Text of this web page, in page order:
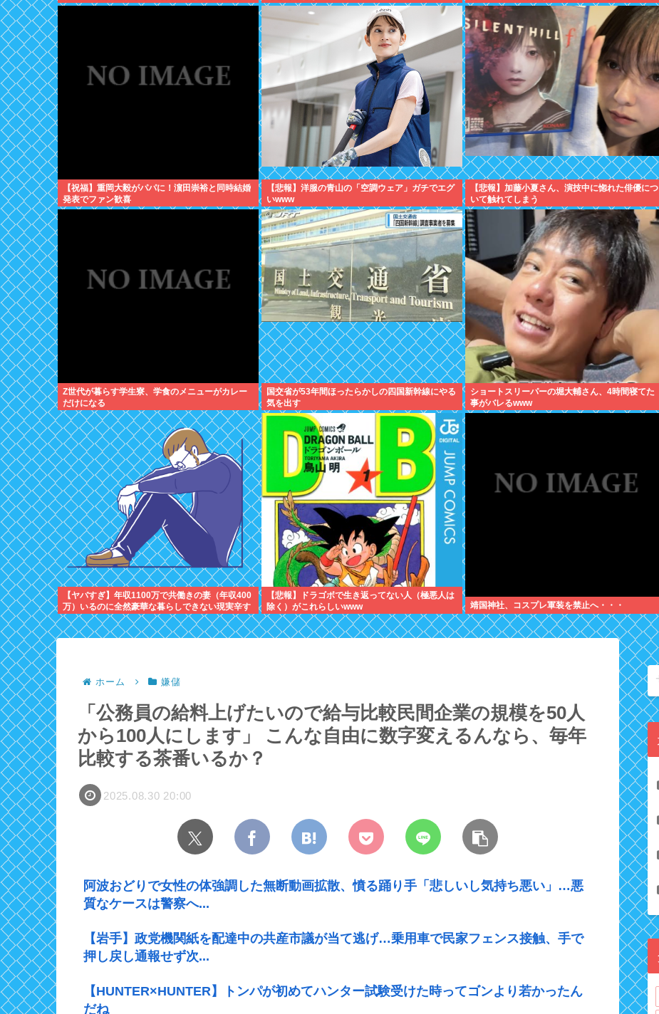
www
⇒！
【祝福】重岡大毅がパパに！濵田崇裕と同時結婚
発表でファン歓喜
【悲報】洋服の青山の「空調ウェア」ガチでエグ
いwww
【悲報】加藤小夏さん、演技中に惚れた俳優につ
いて触れてしまう
Z世代が暮らす学生寮、学食のメニューがカレー
だけになる
国交省が53年間ほったらかしの四国新幹線にやる
気を出す
ショートスリーパーの堀大輔さん、4時間寝てた
事がバレるwww
【ヤバすぎ】年収1100万で共働きの妻（年収400
万）いるのに全然豪華な暮らしできない現実辛す
ぎワロタwww
【悲報】ドラゴボで生き返ってない人（極悪人は
除く）がこれらしいwww
靖国神社、コスプレ軍装を禁止へ・・・
ホーム 嫌儲
「公務員の給料上げたいので給与比較民間企業の規模を50人
から100人にします」 こんな自由に数字変えるんなら、毎年
比較する茶番いるか？
2025.08.30 20:00
阿波おどりで女性の体強調した無断動画拡散、憤る踊り手「悲しいし気持ち悪い」…悪
質なケースは警察へ...
【岩手】政党機関紙を配達中の共産市議が当て逃げ…乗用車で民家フェンス接触、手で
押し戻し通報せず次...
【HUNTER×HUNTER】トンパが初めてハンター試験受けた時ってゴンより若かったん
だね